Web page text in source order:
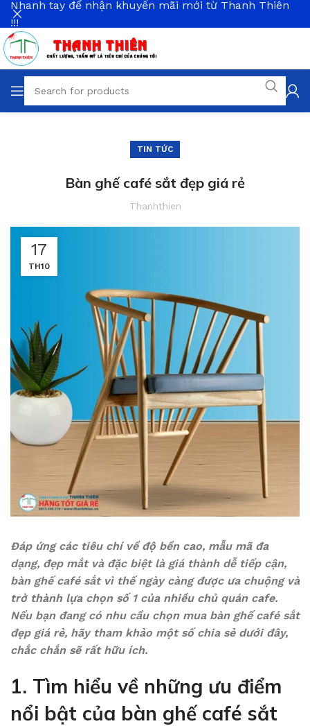
TIN TỨC
Bàn ghế café sắt đẹp giá rẻ
Thanhthien
17
TH10
Đáp ứng các tiêu chí về độ bền cao, mẫu mã đa
dạng, đẹp mắt và đặc biệt là giá thành dễ tiếp cận,
bàn ghế café sắt vì thế ngày càng được ưa chuộng và
trở thành lựa chọn số 1 của nhiều chủ quán cafe.
Nếu bạn đang có nhu cầu chọn mua bàn ghế café sắt
đẹp giá rẻ, hãy tham khảo một số chia sẻ dưới đây,
chắc chắn sẽ rất hữu ích.
1. Tìm hiểu về những ưu điểm
nổi bật của bàn ghế café sắt
Nhanh tay để nhận khuyến mãi mới từ Thanh Thiên
!!!